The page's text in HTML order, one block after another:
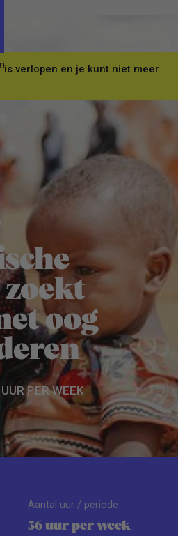
lid van ons Vacature Via
is verlopen en je kunt niet meer
oog
PER WEEK
Aantal uur / periode
36 uur per week